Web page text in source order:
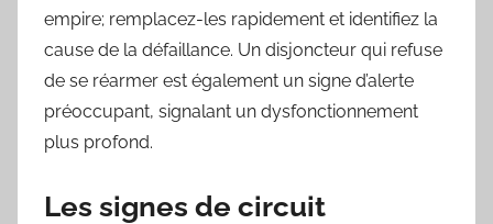
empire; remplacez-les rapidement et identifiez la
cause de la défaillance. Un disjoncteur qui refuse
de se réarmer est également un signe d’alerte
préoccupant, signalant un dysfonctionnement
plus profond.
Les signes de circuit